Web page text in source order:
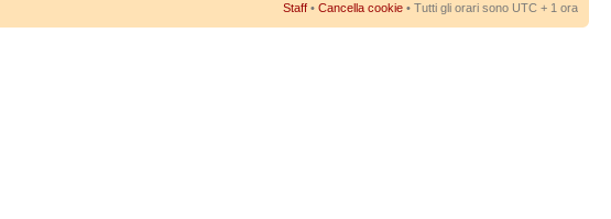
Staff • Cancella cookie • Tutti gli orari sono UTC + 1 ora